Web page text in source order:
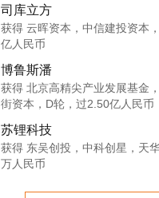
司库立方
获得 云晖资本，中信建投资本
亿人民币
博鲁斯潘
获得 北京高精尖产业发展基金
街资本，D轮，过2.50亿人民币
苏锂科技
获得 东吴创投，中科创星，天
万人民币